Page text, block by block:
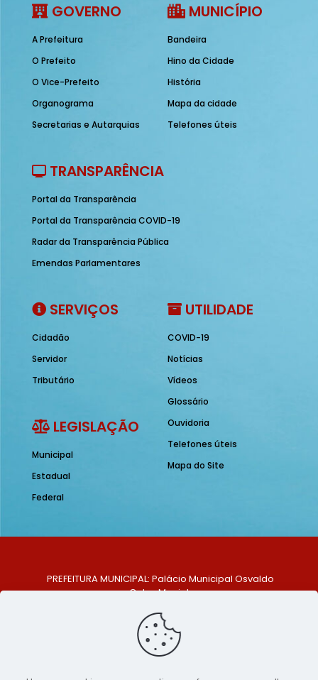
GOVERNO
A Prefeitura
O Prefeito
O Vice-Prefeito
Organograma
Secretarias e Autarquias
MUNICÍPIO
Bandeira
Hino da Cidade
História
Mapa da cidade
Telefones úteis
TRANSPARÊNCIA
Portal da Transparência
Portal da Transparência COVID-19
Radar da Transparência Pública
Emendas Parlamentares
SERVIÇOS
Cidadão
Servidor
Tributário
LEGISLAÇÃO
Municipal
Estadual
Federal
UTILIDADE
COVID-19
Notícias
Vídeos
Glossário
Ouvidoria
Telefones úteis
Mapa do Site
PREFEITURA MUNICIPAL: Palácio Municipal Osvaldo
Celso Maciel
Centro, São Bento do Una - PE. CEP: 553370-128
TELEFONE: (81) 99548-1569
E-MAIL: ouvidoria@saobentodouna.pe.gov.br